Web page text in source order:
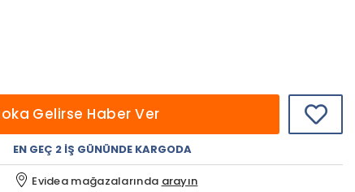
Gelirse Haber Ver
EN GEÇ 2 İŞ GÜNÜNDE KARGODA
Evidea mağazalarında arayın